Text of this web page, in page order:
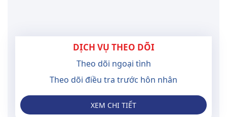
DỊCH VỤ THEO DÕI
Theo dõi ngoại tình
Theo dõi điều tra trước hôn nhân
XEM CHI TIẾT